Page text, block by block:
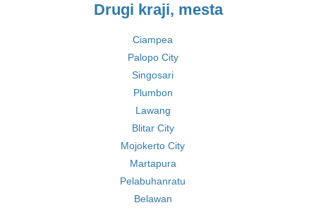
Drugi kraji, mesta
Ciampea
Palopo City
Singosari
Plumbon
Lawang
Blitar City
Mojokerto City
Martapura
Pelabuhanratu
Belawan